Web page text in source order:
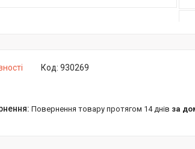
Код: 930269
повернення товару протягом 14 днів за